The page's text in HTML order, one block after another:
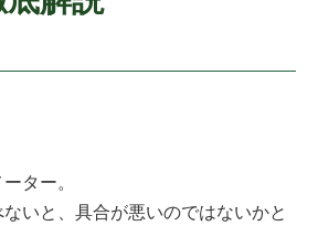
ター。
いと、具合が悪いのではないかと